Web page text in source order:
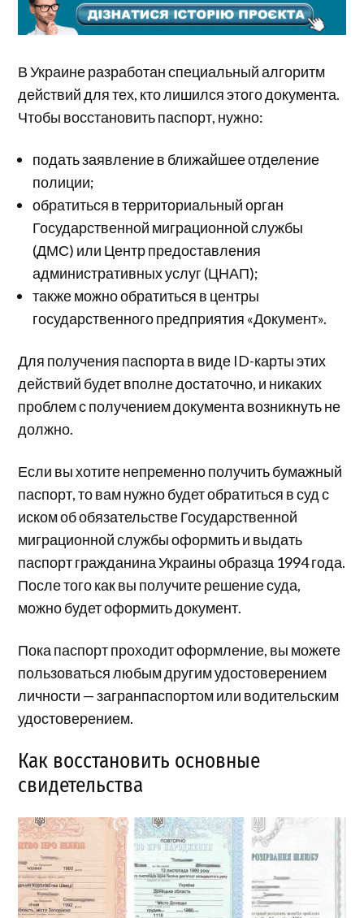
В Украине разработан специальный алгоритм
действий для тех, кто лишился этого документа.
Чтобы восстановить паспорт, нужно:
подать заявление в ближайшее отделение
полиции;
обратиться в территориальный орган
Государственной миграционной службы
(ДМС) или Центр предоставления
административных услуг (ЦНАП);
также можно обратиться в центры
государственного предприятия «Документ».
Для получения паспорта в виде ID-карты этих
действий будет вполне достаточно, и никаких
проблем с получением документа возникнуть не
должно.
Если вы хотите непременно получить бумажный
паспорт, то вам нужно будет обратиться в суд с
иском об обязательстве Государственной
миграционной службы оформить и выдать
паспорт гражданина Украины образца 1994 года.
После того как вы получите решение суда,
можно будет оформить документ.
Пока паспорт проходит оформление, вы можете
пользоваться любым другим удостоверением
личности — загранпаспортом или водительским
удостоверением.
Как восстановить основные
свидетельства